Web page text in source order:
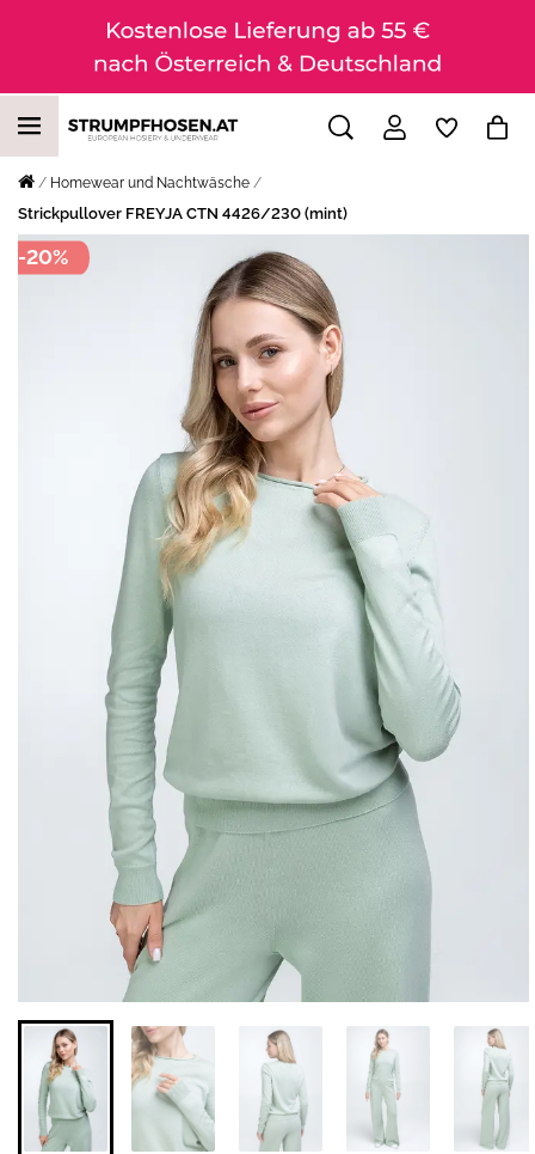
Homewear und Nachtwäsche
Strickpullover FREYJA CTN 4426/230 (mint)
-20%